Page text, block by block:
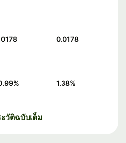
0.0178
% 1.38%
วัติฉบับเต็ม